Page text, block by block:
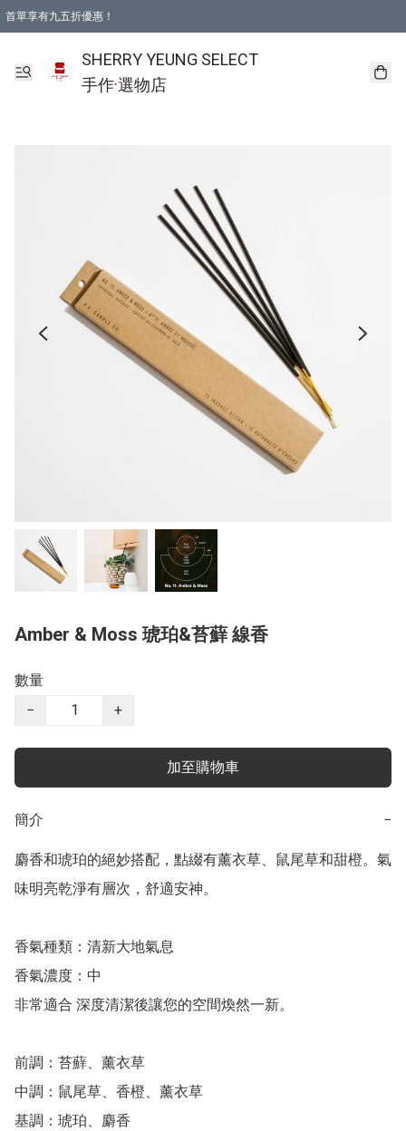
首單享有九五折優惠！
SHERRY YEUNG SELECT
手作·選物店
Amber & Moss 琥珀&苔蘚 線香
數量
−
+
加至購物車
簡介 −
麝香和琥珀的絕妙搭配，點綴有薰衣草、鼠尾草和甜橙。氣
味明亮乾淨有層次，舒適安神。
香氣種類：清新大地氣息
香氣濃度：中
非常適合 深度清潔後讓您的空間煥然一新。
前調：苔蘚、薰衣草
中調：鼠尾草、香橙、薰衣草
基調：琥珀、麝香